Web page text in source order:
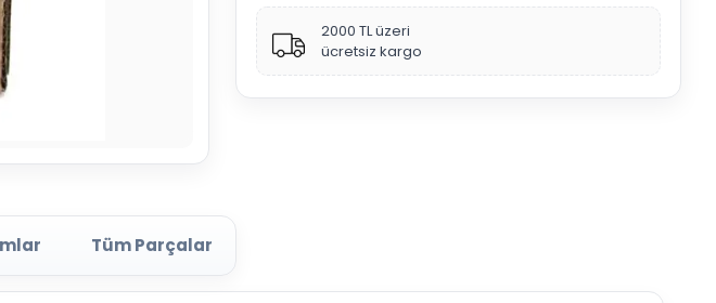
2000 TL üzeri
ücretsiz kargo
Tüm Parçalar